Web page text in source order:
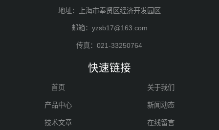
地址：上海市奉贤区经济开发园区
邮箱：yzsb17@163.com
传真：021-33250764
快速链接
首页 关于我们
产品中心 新闻动态
技术文章 在线留言